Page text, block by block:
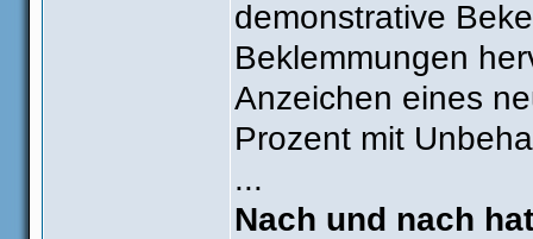
demonstrative
Beklemmungen
Anzeichen eines
Prozent mit
...
Nach und nach